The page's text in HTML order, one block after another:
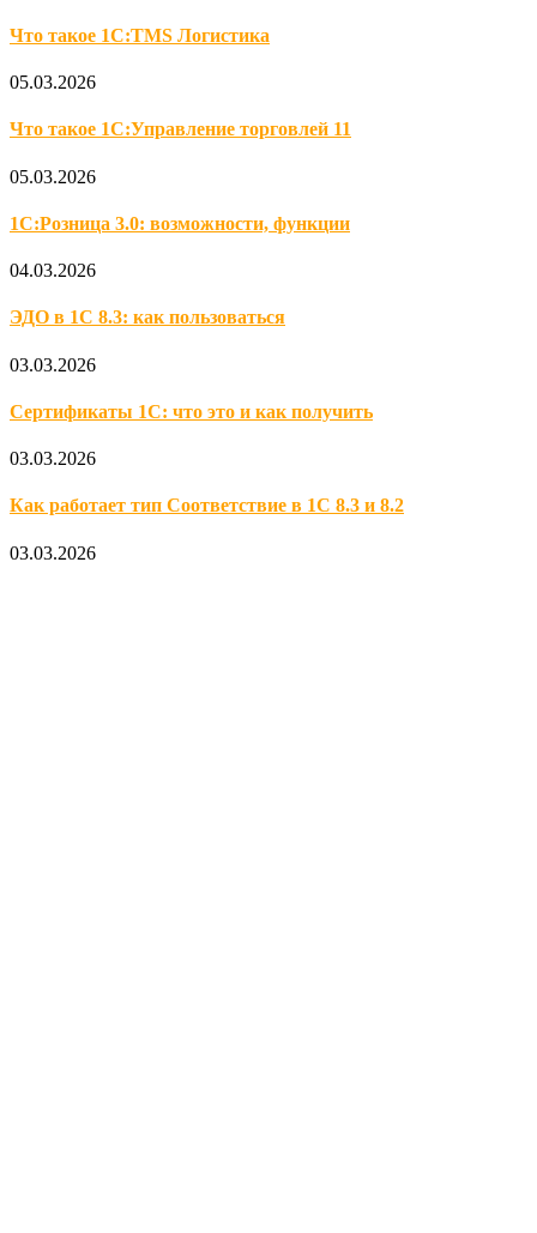
Что такое 1С:TMS Логистика
05.03.2026
Что такое 1С:Управление торговлей 11
05.03.2026
1С:Розница 3.0: возможности, функции
04.03.2026
ЭДО в 1С 8.3: как пользоваться
03.03.2026
Сертификаты 1С: что это и как получить
03.03.2026
Как работает тип Соответствие в 1С 8.3 и 8.2
03.03.2026